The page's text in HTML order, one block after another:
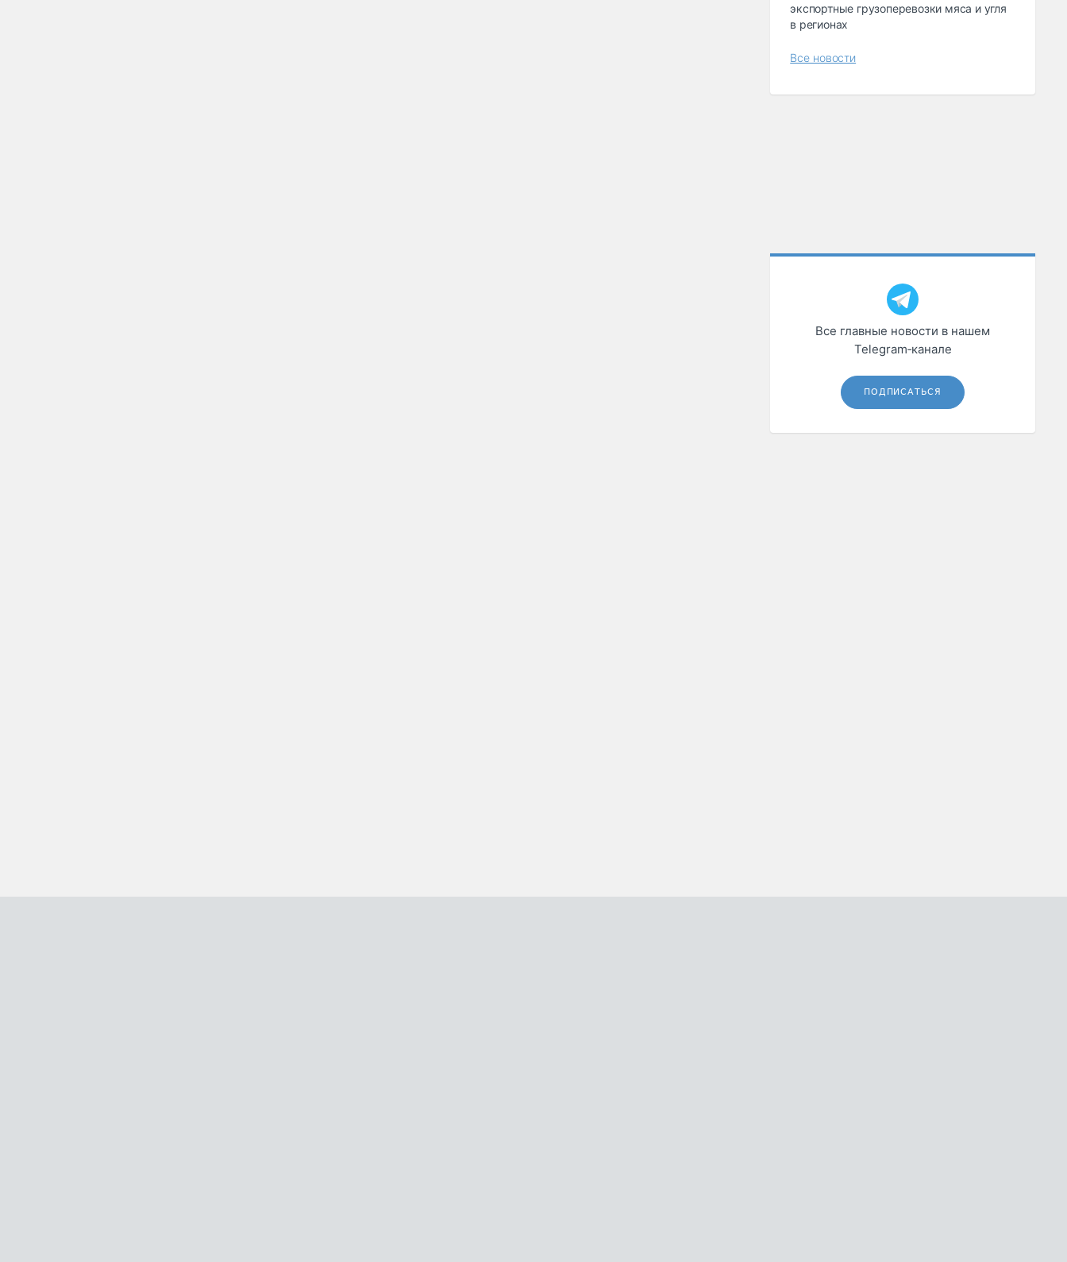
экспортные грузоперевозки мяса и угля
в регионах
Все новости
Все главные новости в нашем
Telegram‑канале
ПОДПИСАТЬСЯ